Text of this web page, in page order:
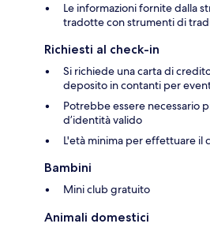
Le informazioni fornite dalla
tradotte con strumenti di
Richiesti al check-in
Si richiede una carta di
deposito in contanti per
Potrebbe essere necessario
d’identità valido
L'età minima per effettuare il
Bambini
Mini club gratuito
Animali domestici